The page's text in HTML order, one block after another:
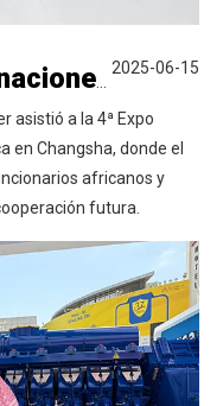
asistió a la 4ª Expo
en Changsha, donde el
africanos y
futura.
2025-06-15